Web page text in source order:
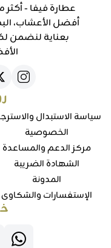
أفضل الأعشاب،
بعناية لنضمن
سياسة الاستبدال
الخصوصية
مركز الدعم والمساعدة
الشهادة الضريبة
المدونة
الإستفسارات والشكاوي